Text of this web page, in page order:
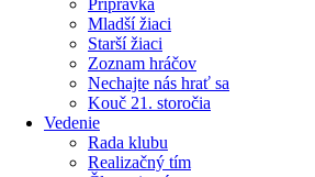
Prípravka
Mladší žiaci
Starší žiaci
Zoznam hráčov
Nechajte nás hrať sa
Kouč 21. storočia
Vedenie
Rada klubu
Realizačný tím